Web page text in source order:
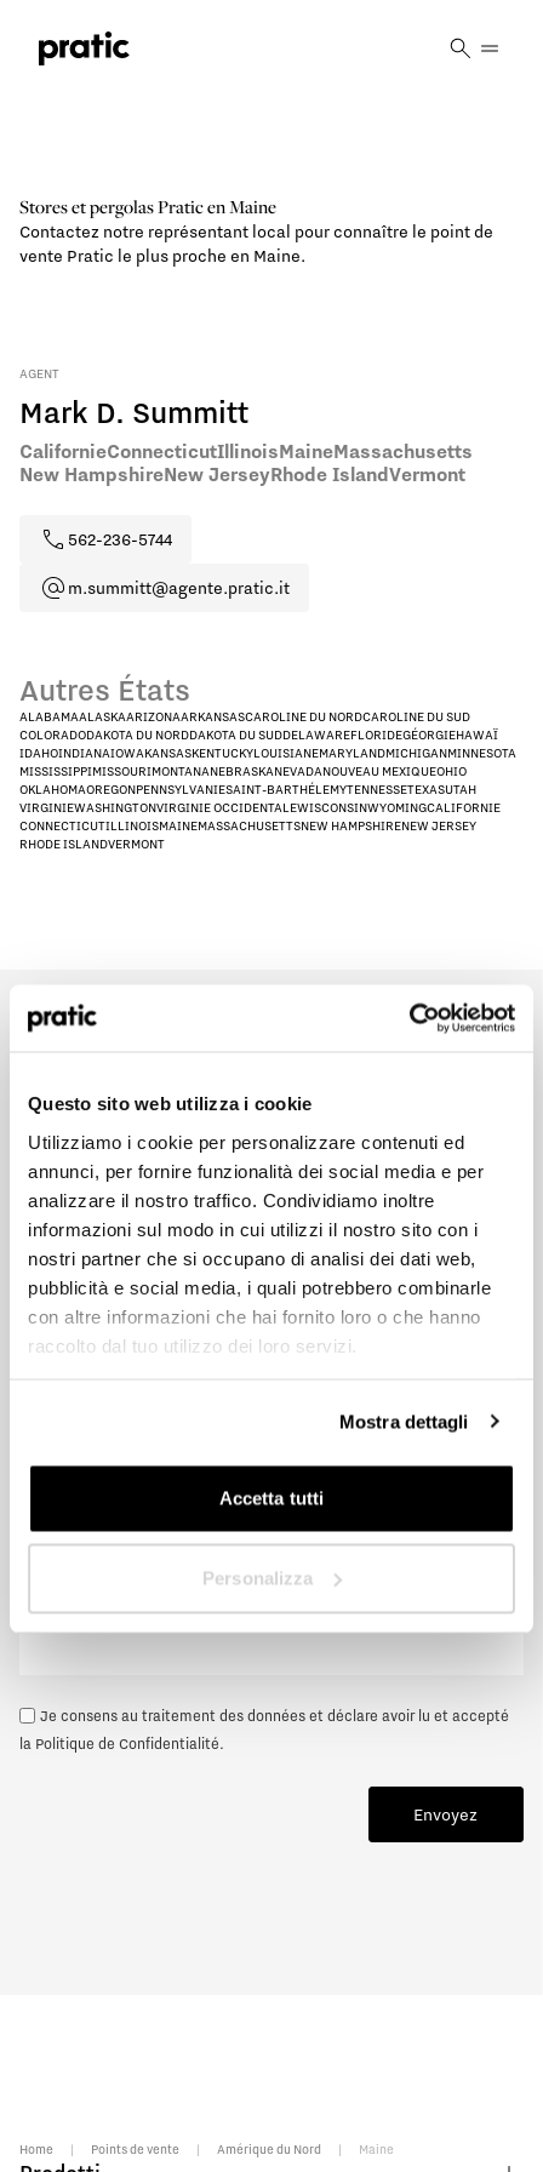
Questo sito web utilizza i cookie
Utilizziamo i cookie per personalizzare contenuti ed
annunci, per fornire funzionalità dei social media e per
analizzare il nostro traffico. Condividiamo inoltre
informazioni sul modo in cui utilizzi il nostro sito con i
nostri partner che si occupano di analisi dei dati web,
pubblicità e social media, i quali potrebbero combinarle
con altre informazioni che hai fornito loro o che hanno
raccolto dal tuo utilizzo dei loro servizi.
Mostra dettagli
Accetta tutti
Personalizza
Stores et pergolas Pratic enMaine
Contactez notre représentant local pour connaître le point de
vente Pratic le plus proche en Maine.
AGENT
Mark D. Summitt
CalifornieConnecticutIllinoisMaineMassachusetts
New HampshireNew JerseyRhode IslandVermont
562-236-5744
m.summitt@agente.pratic.it
Autres États
ALABAMAALASKAARIZONAARKANSASCAROLINE DU NORDCAROLINE DU SUD
COLORADODAKOTA DU NORDDAKOTA DU SUDDELAWAREFLORIDEGÉORGIEHAWAÏ
IDAHOINDIANAIOWAKANSASKENTUCKYLOUISIANEMARYLANDMICHIGANMINNESOTA
MISSISSIPPIMISSOURIMONTANANEBRASKANEVADANOUVEAU MEXIQUEOHIO
OKLAHOMAOREGONPENNSYLVANIESAINT-BARTHÉLEMYTENNESSETEXASUTAH
VIRGINIEWASHINGTONVIRGINIE OCCIDENTALEWISCONSINWYOMINGCALIFORNIE
CONNECTICUTILLINOISMAINEMASSACHUSETTSNEW HAMPSHIRENEW JERSEY
RHODE ISLANDVERMONT
Commencez à concevoir votre espace extérieur sur mesure dès
Quel que soit l’espace extérieur que vous avez en tête, les
revendeurs Pratic sont à votre disposition pour vous guider dans
la conception de la protection idéale, en étudiant des solutions
personnalisées et fonctionnelles. Remplissez dès maintenant le
formulaire pour obtenir plus d’informations ou pour être contacté
par un représentant Pratic.
HoReCa
Particulier
Distributeur
Je consens au traitement des données et déclare avoir lu et accepté
la Politique de Confidentialité.
Envoyez
Quel est le profil qui vous correspond le mieux
HoReCa
Concepteur/Planificateur
Particulier
Distributeur
Suivant
Home | Points de vente | Amérique du Nord | Maine